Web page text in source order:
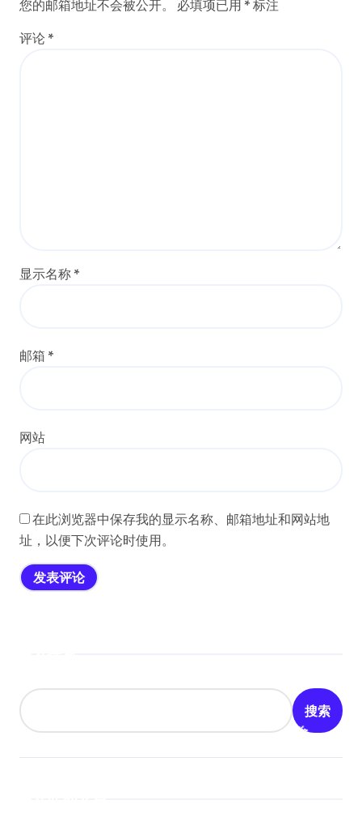
您的邮箱地址不会被公开。 必填项已用 * 标注
评论 *
显示名称 *
邮箱 *
网站
在此浏览器中保存我的显示名称、邮箱地址和网站地
址，以便下次评论时使用。
搜索